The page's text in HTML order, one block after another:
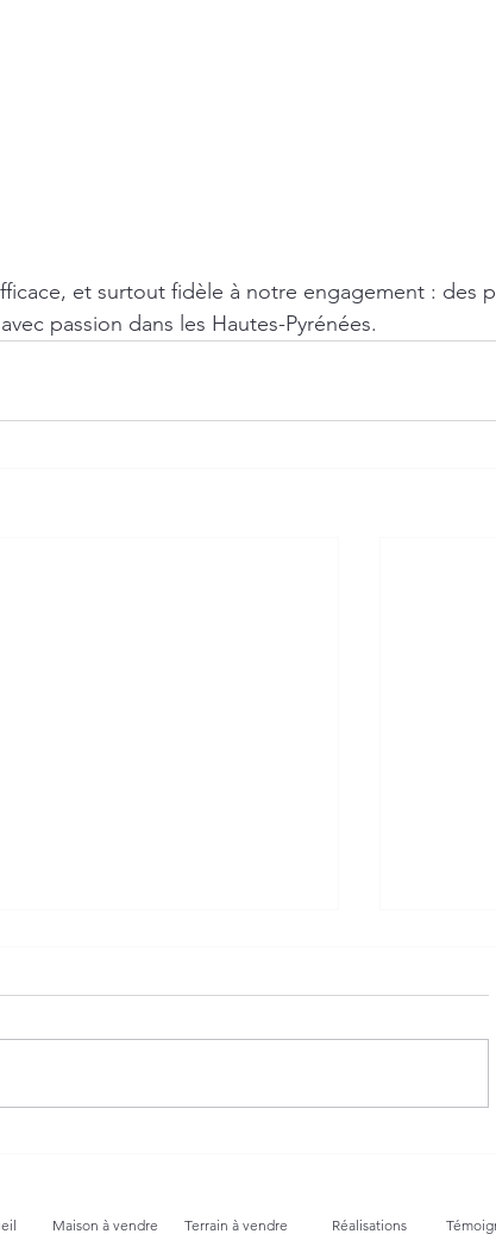
et surtout fidèle à notre engagement : des
passion dans les Hautes-Pyrénées.
Maison à vendre Terrain à vendre Réalisations